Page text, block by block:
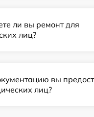
ли вы ремонт для
лиц?
вы
лиц?